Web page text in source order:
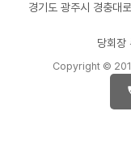
경기도 광주시 경충
당회장
Copyright ©